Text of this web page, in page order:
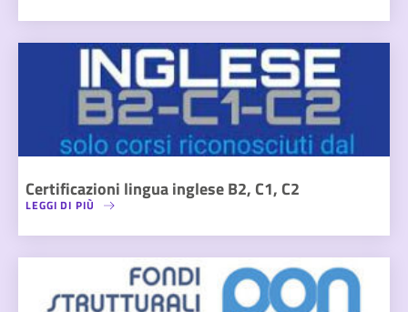
Certificazioni lingua inglese B2, C1, C2
LEGGI DI PIÙ